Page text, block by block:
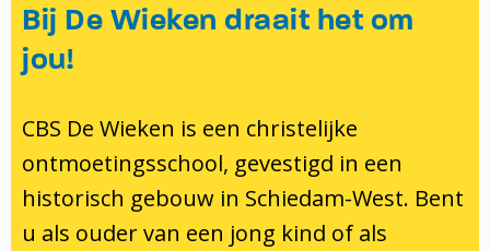
Onze visie rondom christelijke
identiteit
Pedagogisch klimaat en veiligheid
Bibliotheek
Ondersteuning
MR & GMR
Aanmelden nieuwe leerling
Verlof aanvragen
Bibliotheek op school
Te weinig geld?
Contact
Bij De Wieken draait het om
jou!
CBS De Wieken is een christelijke
ontmoetingsschool, gevestigd in een
historisch gebouw in Schiedam-West. Bent
u als ouder van een jong kind of als